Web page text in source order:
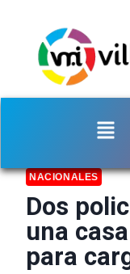
NACIONALES
Dos
una
para